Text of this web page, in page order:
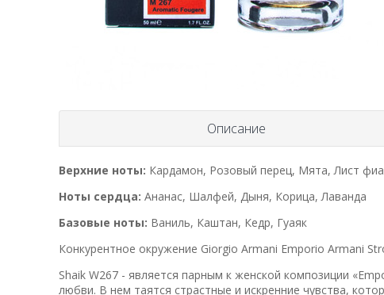
Описание
Верхние ноты: Кардамон, Розовый перец, Мята, Лист
Ноты сердца: Ананас, Шалфей, Дыня, Корица, Лаванда
Базовые ноты: Ваниль, Каштан, Кедр, Гуаяк
Конкурентное окружение Giorgio Armani Emporio Armani
Shaik W267 - является парным к женской композиции
любви. В нем таятся страстные и искренние чувства,